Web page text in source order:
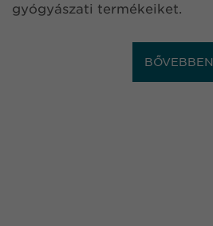
gyógyászati termékeiket.
BŐVEBBEN